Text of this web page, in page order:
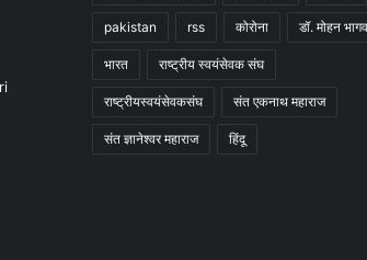
pakistan rss कोरोना डॉ. मोहन
भारत राष्ट्रीय स्वयंसेवक संघ
राष्ट्रीयस्वयंसेवकसंघ संत एकनाथ महाराज
संत ज्ञानेश्वर महाराज हिंदू